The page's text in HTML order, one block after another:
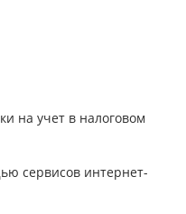
на учет в налоговом
сервисов интернет-